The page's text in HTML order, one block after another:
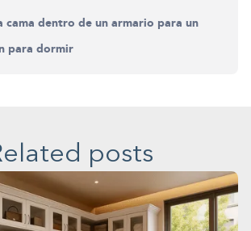
cama dentro de un armario para un
para dormir
posts